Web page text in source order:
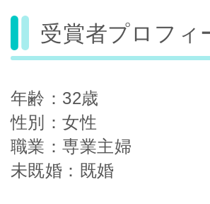
受賞者プロフィ
年齢：32歳
性別：女性
職業：専業主婦
未既婚：既婚